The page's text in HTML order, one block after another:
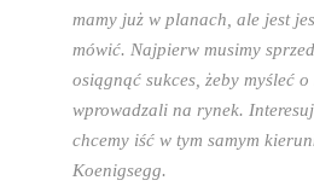
mamy już w planach, ale jest
mówić. Najpierw musimy
osiągnąć sukces, żeby myśleć
wprowadzali na rynek.
chcemy iść w tym samym
Koenigsegg.